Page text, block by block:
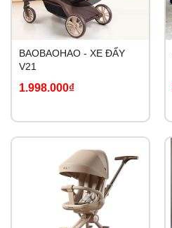
BAOBAOHAO - XE ĐẨY
V21
1.998.000₫